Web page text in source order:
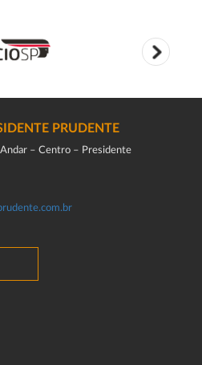
PRUDENTE
Andar – Centro – Presidente